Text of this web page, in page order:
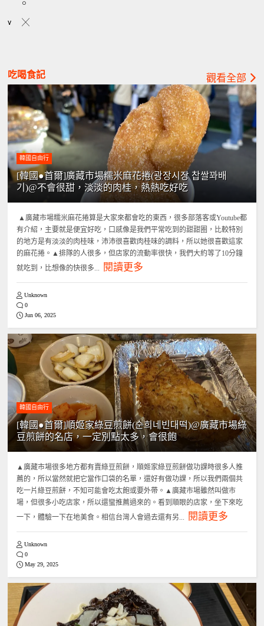
○
v ╳
吃喝食記 觀看全部
韓國自由行
[韓國●首爾]廣藏市場糯米麻花捲(광장시장 찹쌀꽈배
기)@不會很甜，淡淡的肉桂，熱熱吃好吃
▲廣藏市場糯米麻花捲算是大家來都會吃的東西，很多部落客或Youtube都
有介紹，主要就是便宜好吃，口感像是我們平常吃到的甜甜圈，比較特別
的地方是有淡淡的肉桂味，沛沛很喜歡肉桂味的調料，所以她很喜歡這家
的麻花捲。▲排隊的人很多，但店家的流動率很快，我們大約等了10分鐘
就吃到，比想像的快很多...
閱讀更多
Unknown
0
Jun 06, 2025
韓國自由行
[韓國●首爾]順姬家綠豆煎餅(순희네빈대떡)@廣藏市場綠
豆煎餅的名店，一定別點太多，會很飽
▲廣藏市場很多地方都有賣綠豆煎餅，順姬家綠豆煎餅做功課時很多人推
薦的，所以當然就把它當作口袋的名單，還好有做功課，所以我們兩個共
吃一片綠豆煎餅，不知可能會吃太飽或要外帶。▲廣藏市場雖然叫做市
場，但很多小吃店家，所以還蠻推薦過來的。看到順眼的店家，坐下來吃
一下，體驗一下在地美食。相信台灣人會過去還有另...
閱讀更多
Unknown
0
May 29, 2025